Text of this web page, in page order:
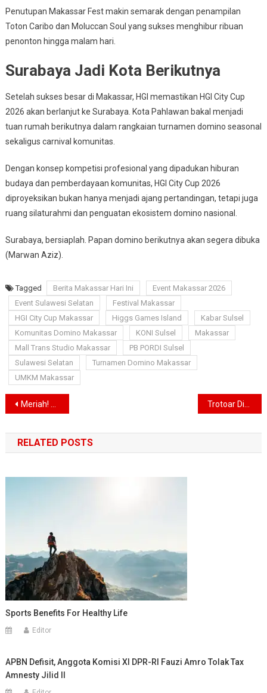
Penutupan Makassar Fest makin semarak dengan penampilan
Toton Caribo dan Moluccan Soul yang sukses menghibur ribuan
penonton hingga malam hari.
Surabaya Jadi Kota Berikutnya
Setelah sukses besar di Makassar, HGI memastikan HGI City Cup
2026 akan berlanjut ke Surabaya. Kota Pahlawan bakal menjadi
tuan rumah berikutnya dalam rangkaian turnamen domino seasonal
sekaligus carnival komunitas.
Dengan konsep kompetisi profesional yang dipadukan hiburan
budaya dan pemberdayaan komunitas, HGI City Cup 2026
diproyeksikan bukan hanya menjadi ajang pertandingan, tetapi juga
ruang silaturahmi dan penguatan ekosistem domino nasional.
Surabaya, bersiaplah. Papan domino berikutnya akan segera dibuka
(Marwan Aziz).
Tagged Berita Makassar Hari Ini
Event Makassar 2026
Event Sulawesi Selatan
Festival Makassar
HGI City Cup Makassar
Higgs Games Island
Kabar Sulsel
Komunitas Domino Makassar
KONI Sulsel
Makassar
Mall Trans Studio Makassar
PB PORDI Sulsel
Sulawesi Selatan
Turnamen Domino Makassar
UMKM Makassar
Navigasi
pos
Meriah! HMJ Ekonomi Islam Gelar Inaugurasi GelaRasa, Kukuhkan Semangat dan Solidaritas Mahasiswa Trotoar Dibersihkan, PKL Disiapkan Sentra UMKM, Ini Skema Pemkot Makassar
RELATED POSTS
Sports Benefits For Healthy Life
Editor
APBN Defisit, Anggota Komisi XI DPR-RI Fauzi Amro Tolak Tax
Amnesty Jilid II